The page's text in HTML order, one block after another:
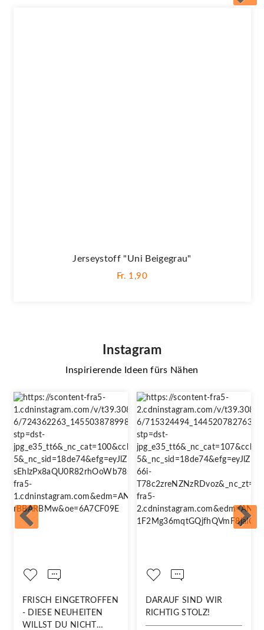
Jerseystoff "Uni Beigegrau"
Fr. 1,90
Instagram
Inspirierende Ideen fürs Nähen
FRISCH EINGETROFFEN
- DIESE NEUHEITEN
WILLST DU NICHT
DARAUF SIND WIR
RICHTIG STOLZ!